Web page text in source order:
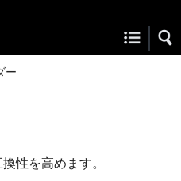
ー
性を高めます。